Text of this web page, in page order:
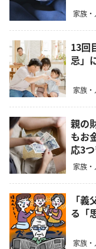
家族
13回
忌」
家族
親の
もお
応3
家族
「
る「
家族